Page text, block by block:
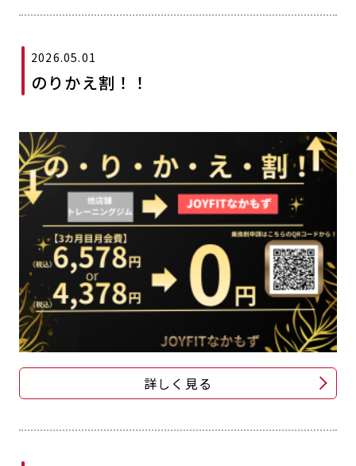
2026.05.01
のりかえ割！！
詳しく見る